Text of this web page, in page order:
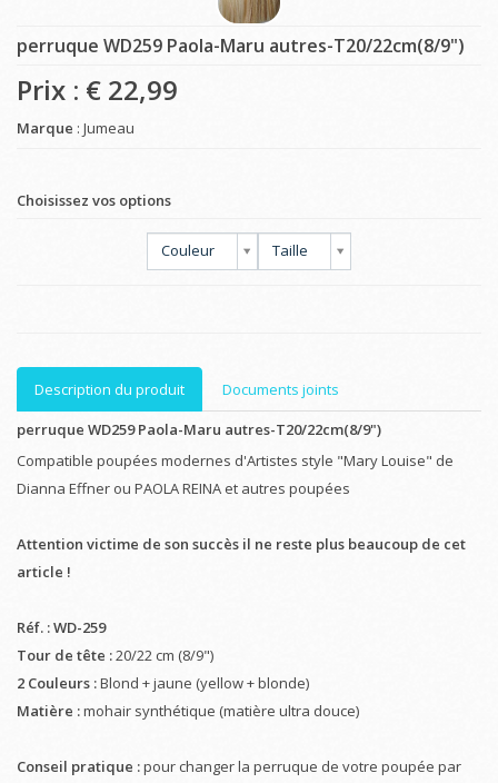
perruque WD259 Paola-Maru autres-T20/22cm(8/9")
Prix : € 22,99
Marque : Jumeau
Choisissez vos options
Couleur Taille
Description du produit
Documents joints
perruque WD259 Paola-Maru autres-T20/22cm(8/9")
Compatible poupées modernes d'Artistes style "Mary Louise" de
Dianna Effner ou PAOLA REINA et autres poupées
Attention victime de son succès il ne reste plus beaucoup de cet
article !
Réf. : WD-259
Tour de tête :20/22 cm (8/9")
2 Couleurs :Blond + jaune (yellow + blonde)
Matière :mohair synthétique (matière ultra douce)
Conseil pratique :pour changer la perruque de votre poupée par